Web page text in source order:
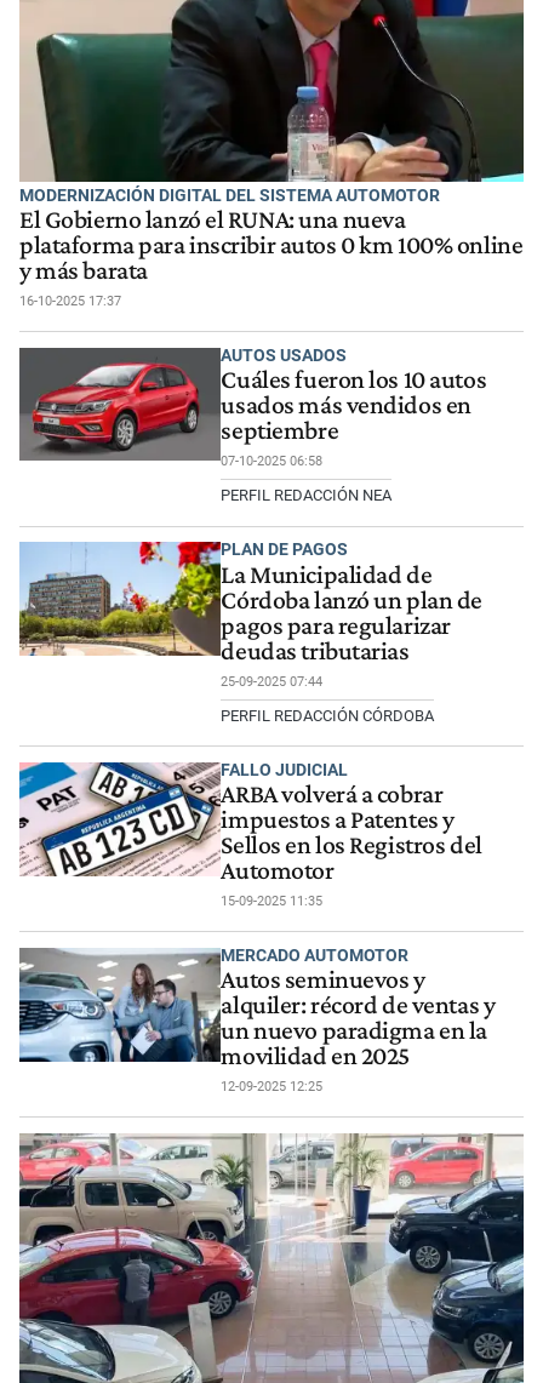
MODERNIZACIÓN DIGITAL DEL SISTEMA AUTOMOTOR
El Gobierno lanzó el RUNA: una nueva
plataforma para inscribir autos 0 km 100% online
y más barata
16-10-2025 17:37
AUTOS USADOS
Cuáles fueron los 10 autos
usados más vendidos en
septiembre
07-10-2025 06:58
PERFIL REDACCIÓN NEA
PLAN DE PAGOS
La Municipalidad de
Córdoba lanzó un plan de
pagos para regularizar
deudas tributarias
25-09-2025 07:44
PERFIL REDACCIÓN CÓRDOBA
FALLO JUDICIAL
ARBA volverá a cobrar
impuestos a Patentes y
Sellos en los Registros del
Automotor
15-09-2025 11:35
MERCADO AUTOMOTOR
Autos seminuevos y
alquiler: récord de ventas y
un nuevo paradigma en la
movilidad en 2025
12-09-2025 12:25